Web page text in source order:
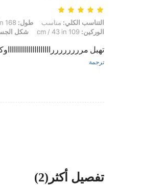
التناسب الكلي: مناسب, طول: 168 cm / 66 in, الوزن: 69 kg / 152 lbs, تمثال نصفي: 100 cm / 39 in, الوركين: 109 cm / 43 in, شكل الجسم: مثلث, الخصر: 79 cm / 31 in, لون: بني, مقاس: M
التناسب الكلي: مناسب طول:
الوركين:
شكل
تهبل
ترجمة
تفصيل أكثر(2)